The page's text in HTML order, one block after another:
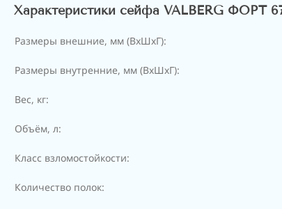
Характеристики сейфа VALBERG ФОРТ
Размеры внешние, мм (ВхШхГ):
Размеры внутренние, мм (ВхШхГ):
Вес, кг:
Объём, л:
Класс взломостойкости:
Количество полок: